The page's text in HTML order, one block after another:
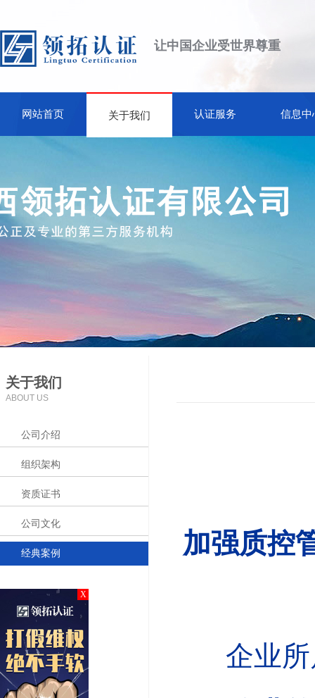
X
让中国企业受世界尊重
网站首页 关于我们 认证服务 信息中
关于我们
ABOUT US
公司介绍
组织架构
资质证书
公司文化
经典案例 加强质控
企业